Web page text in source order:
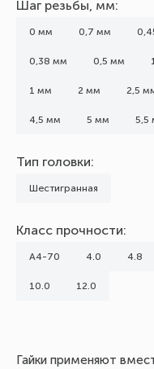
Шаг резьбы, мм:
0 мм 0,7 мм
0,38 мм 0,5 мм
1 мм 2 мм 2,5
4,5 мм 5 мм 5,5
Тип головки:
Шестигранная
Класс прочности:
А4-70 4.0 4.8
10.0 12.0
Гайки применяют